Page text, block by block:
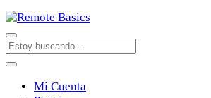
Mi Cuenta